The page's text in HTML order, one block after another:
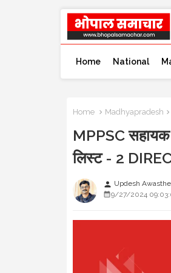
Home National
Home Madhyapradesh
MPPSC सहायक
लिस्ट - 2
person Updesh
9/27/2024